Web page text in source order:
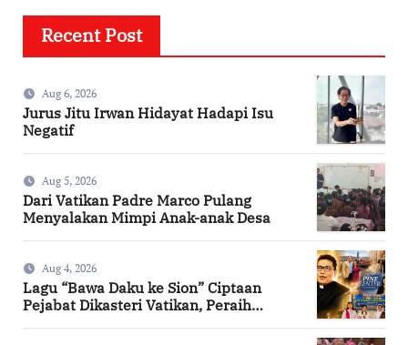
Recent Post
Aug 6, 2026
Jurus Jitu Irwan Hidayat Hadapi Isu
Negatif
Aug 5, 2026
Dari Vatikan Padre Marco Pulang
Menyalakan Mimpi Anak-anak Desa
Aug 4, 2026
Lagu “Bawa Daku ke Sion” Ciptaan
Pejabat Dikasteri Vatikan, Peraih